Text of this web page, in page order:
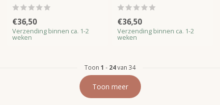
€36,50
Verzending binnen ca. 1-2
weken
€36,50
Verzending binnen ca. 1-2
weken
Toon 1 - 24van 34
Toon meer